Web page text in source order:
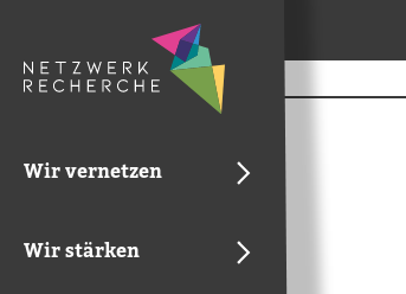
Wir vernetzen
Wir stärken